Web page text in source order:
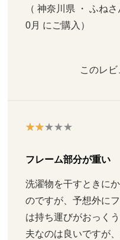
（ 神奈川県 ・ ふね
0月 にご購入）
このレ
フレーム部分が重い
洗濯物を干すときに
のですが、予想外に
は持ち運びがおっく
夫なのは良いですが